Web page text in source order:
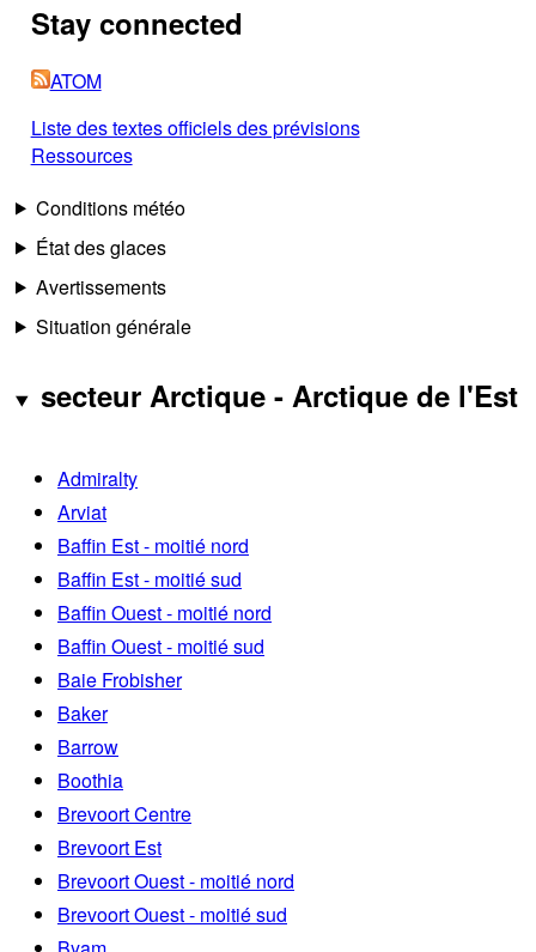
Stay connected
ATOM
Liste des textes officiels des prévisions
Ressources
Conditions météo
État des glaces
Avertissements
Situation générale
secteur Arctique - Arctique de l'Est
Admiralty
Arviat
Baffin Est - moitié nord
Baffin Est - moitié sud
Baffin Ouest - moitié nord
Baffin Ouest - moitié sud
Baie Frobisher
Baker
Barrow
Boothia
Brevoort Centre
Brevoort Est
Brevoort Ouest - moitié nord
Brevoort Ouest - moitié sud